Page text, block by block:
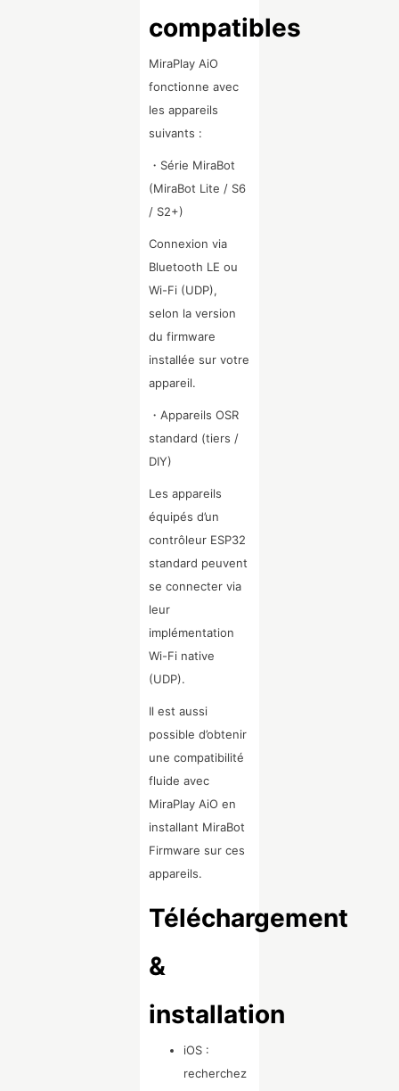
compatibles
MiraPlay AiO
fonctionne avec
les appareils
suivants :
・Série MiraBot
(MiraBot Lite / S6
/ S2+)
Connexion via
Bluetooth LE ou
Wi-Fi (UDP),
selon la version
du firmware
installée sur votre
appareil.
・Appareils OSR
standard (tiers /
DIY)
Les appareils
équipés d’un
contrôleur ESP32
standard peuvent
se connecter via
leur
implémentation
Wi-Fi native
(UDP).
Il est aussi
possible d’obtenir
une compatibilité
fluide avec
MiraPlay AiO en
installant MiraBot
Firmware sur ces
appareils.
Téléchargement
&
installation
iOS :
recherchez